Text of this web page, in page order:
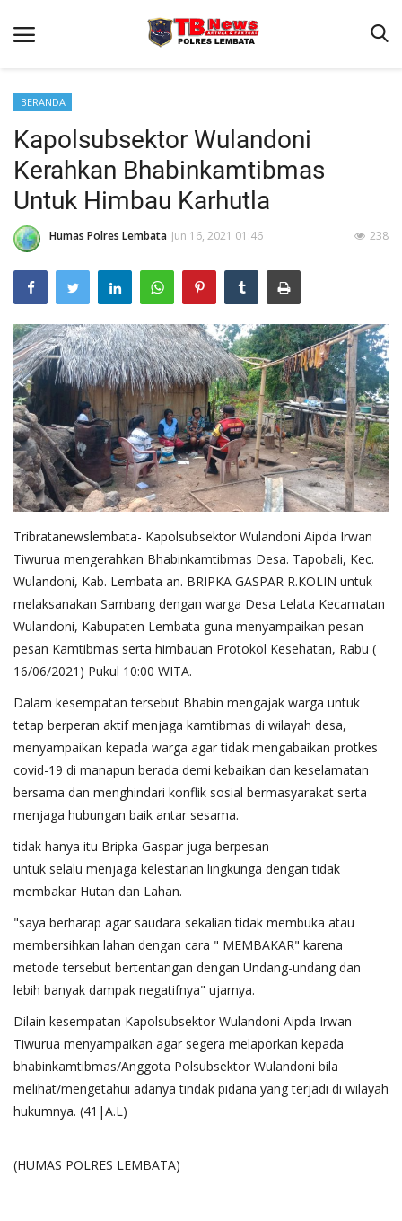
Beranda
Binkam
Terms & Conditions
Giat Ops
Reskrim
Polisi Kita
Lantas
BERANDA
Kapolsubsektor Wulandoni
Kerahkan Bhabinkamtibmas
Untuk Himbau Karhutla
Humas Polres Lembata Jun 16, 2021 01:46 238
Tribratanewslembata- Kapolsubsektor Wulandoni Aipda Irwan
Tiwurua mengerahkan Bhabinkamtibmas Desa. Tapobali, Kec.
Wulandoni, Kab. Lembata an. BRIPKA GASPAR R.KOLIN untuk
melaksanakan Sambang dengan warga Desa Lelata Kecamatan
Wulandoni, Kabupaten Lembata guna menyampaikan pesan-
pesan Kamtibmas serta himbauan Protokol Kesehatan, Rabu (
16/06/2021) Pukul 10:00 WITA.
Dalam kesempatan tersebut Bhabin mengajak warga untuk
tetap berperan aktif menjaga kamtibmas di wilayah desa,
menyampaikan kepada warga agar tidak mengabaikan protkes
covid-19 di manapun berada demi kebaikan dan keselamatan
bersama dan menghindari konflik sosial bermasyarakat serta
menjaga hubungan baik antar sesama.
tidak hanya itu Bripka Gaspar juga berpesan
untuk selalu menjaga kelestarian lingkunga dengan tidak
membakar Hutan dan Lahan.
"saya berharap agar saudara sekalian tidak membuka atau
membersihkan lahan dengan cara " MEMBAKAR" karena
metode tersebut bertentangan dengan Undang-undang dan
lebih banyak dampak negatifnya" ujarnya.
Dilain kesempatan Kapolsubsektor Wulandoni Aipda Irwan
Tiwurua menyampaikan agar segera melaporkan kepada
bhabinkamtibmas/Anggota Polsubsektor Wulandoni bila
melihat/mengetahui adanya tindak pidana yang terjadi di wilayah
hukumnya. (41|A.L)
(HUMAS POLRES LEMBATA)